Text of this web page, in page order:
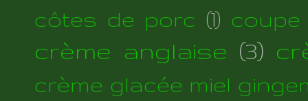
côtes de porc (1) coupe
crème anglaise (3)
crème glacée miel